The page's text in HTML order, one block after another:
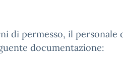
di permesso, il personale
documentazione: